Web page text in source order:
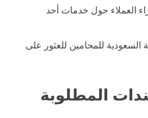
العملاء حول خدمات أحد
السعودية للمحامين للعثور على
المطلوبة